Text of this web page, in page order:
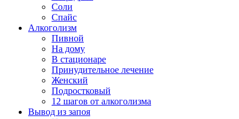
Соли
Спайс
Алкоголизм
Пивной
На дому
В стационаре
Принудительное лечение
Женский
Подростковый
12 шагов от алкоголизма
Вывод из запоя